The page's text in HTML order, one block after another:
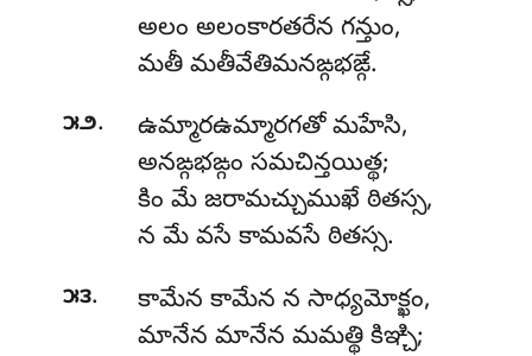
అలం అలంకారతరేన గన్తుం,
మతీ మతీవేతిమనఙ్గభఙ్గే.
౫౨.
ఉమ్మారఉమ్మారగతో మహేసి,
అనఙ్గభఙ్గం సమచిన్తయిత్థ;
కిం మే జరామచ్చుముఖే ఠితస్స,
న మే వసే కామవసే ఠితస్స.
౫౩.
కామేన కామేన న సాధ్యమోక్ఖం,
మానేన మానేన మమత్థి కిఞ్చి;